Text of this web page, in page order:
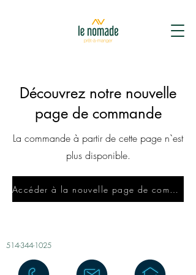
Découvrez notre nouvelle
page de commande
La commande à partir de cette page n`est
plus disponible.
514-344-1025